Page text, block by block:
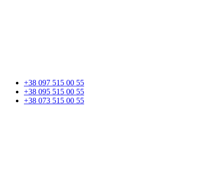
+38 097 515 00 55
+38 095 515 00 55
+38 073 515 00 55